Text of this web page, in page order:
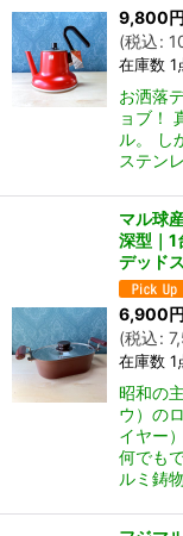
9,800円
(税込:
在庫数 1
お洒落
ョブ！
ル。 し
ステン
マル球
深型｜1
デッド
6,900円
(税込:
在庫数 1
昭和の
ウ）の
イヤー
何でも
ルミ鋳